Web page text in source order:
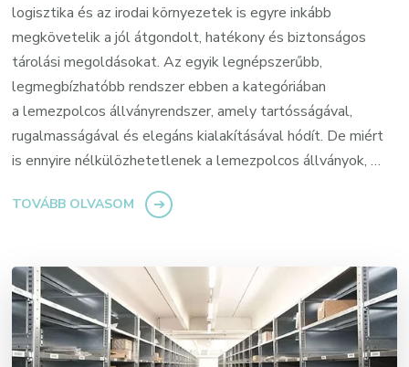
logisztika és az irodai környezetek is egyre inkább
megkövetelik a jól átgondolt, hatékony és biztonságos
tárolási megoldásokat. Az egyik legnépszerűbb,
legmegbízhatóbb rendszer ebben a kategóriában
a lemezpolcos állványrendszer, amely tartósságával,
rugalmasságával és elegáns kialakításával hódít. De miért
is ennyire nélkülözhetetlenek a lemezpolcos állványok, …
TOVÁBB OLVASOM